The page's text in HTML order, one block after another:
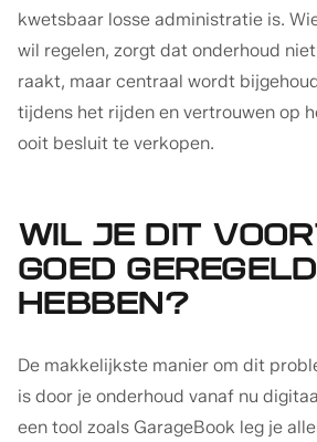
kwetsbaar losse administratie is.
wil regelen, zorgt dat onderhoud
raakt, maar centraal wordt
tijdens het rijden en vertrouwen op
ooit besluit te verkopen.
WIL JE DIT
GOED GEREGELD
HEBBEN?
De makkelijkste manier om dit
is door je onderhoud vanaf nu
een tool zoals GarageBook leg je